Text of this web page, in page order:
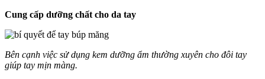
Cung cấp dưỡng chất cho da tay
Bên cạnh việc sử dụng kem dưỡng ẩm thường xuyên cho đôi tay
giúp tay mịn màng.